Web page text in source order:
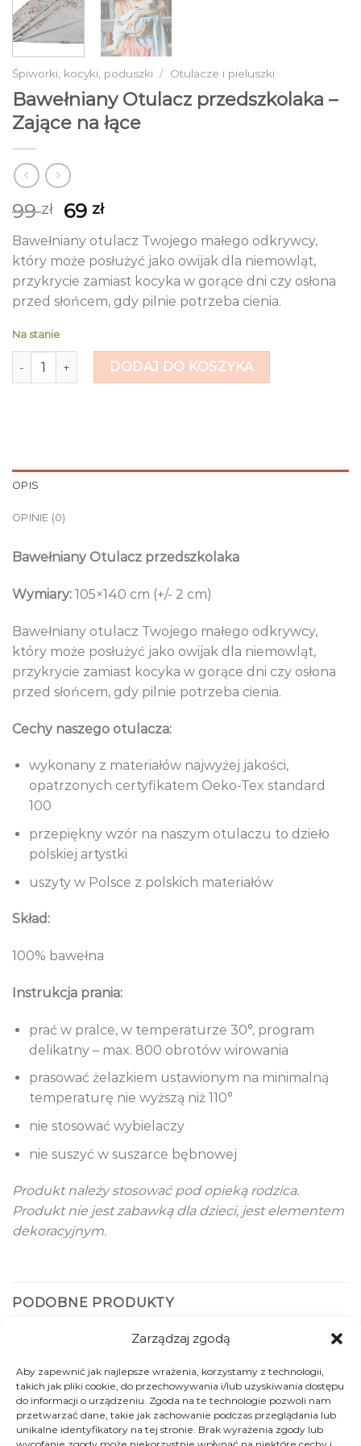
Zarządzaj zgodą
Aby zapewnić jak najlepsze wrażenia, korzystamy z technologii,
takich jak pliki cookie, do przechowywania i/lub uzyskiwania dostępu
do informacji o urządzeniu. Zgoda na te technologie pozwoli nam
przetwarzać dane, takie jak zachowanie podczas przeglądania lub
unikalne identyfikatory na tej stronie. Brak wyrażenia zgody lub
Śpiworki, kocyki, poduszki / Otulacze i pieluszki
Bawełniany Otulacz przedszkolaka –
Zające na łące
99zł
Pierwotna
wynosiła:
99 zł.
69 złAktualna
cena
wynosi:
69 zł.
Bawełniany otulacz Twojego małego odkrywcy,
który może posłużyć jako owijak dla niemowląt,
przykrycie zamiast kocyka w gorące dni czy osłona
przed słońcem, gdy pilnie potrzeba cienia.
Na stanie
ilość Bawełniany Otulacz przedszkolaka - Zające na łące
DODAJ DO KOSZYKA
OPIS
OPINIE (0)
Bawełniany Otulacz przedszkolaka
Wymiary: 105×140 cm (+/- 2 cm)
Bawełniany otulacz Twojego małego odkrywcy,
który może posłużyć jako owijak dla niemowląt,
przykrycie zamiast kocyka w gorące dni czy osłona
przed słońcem, gdy pilnie potrzeba cienia.
Cechy naszego otulacza:
wykonany z materiałów najwyżej jakości,
opatrzonych certyfikatem Oeko-Tex standard
100
przepiękny wzór na naszym otulaczu to dzieło
polskiej artystki
uszyty w Polsce z polskich materiałów
Skład:
100% bawełna
Instrukcja prania:
prać w pralce, w temperaturze 30°, program
delikatny – max. 800 obrotów wirowania
prasować żelazkiem ustawionym na minimalną
temperaturę nie wyższą niż 110°
nie stosować wybielaczy
nie suszyć w suszarce bębnowej
Produkt należy stosować pod opieką rodzica.
Produkt nie jest zabawką dla dzieci, jest elementem
dekoracyjnym.
PODOBNE PRODUKTY
-30%